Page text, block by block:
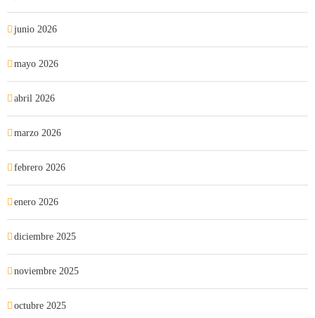
junio 2026
mayo 2026
abril 2026
marzo 2026
febrero 2026
enero 2026
diciembre 2025
noviembre 2025
octubre 2025